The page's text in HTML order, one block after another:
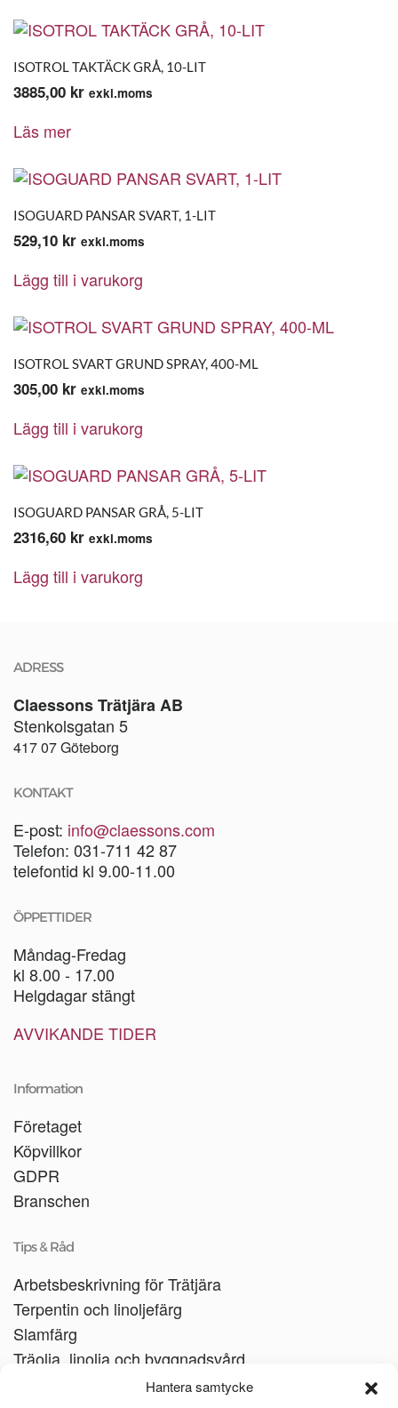
Hantera samtycke
ISOTROL TAKTÄCK GRÅ, 10-LIT
3885,00 kr exkl.moms
Läs mer
ISOGUARD PANSAR SVART, 1-LIT
529,10 kr exkl.moms
Lägg till i varukorg
ISOTROL SVART GRUND SPRAY, 400-ML
305,00 kr exkl.moms
Lägg till i varukorg
ISOGUARD PANSAR GRÅ, 5-LIT
2316,60 kr exkl.moms
Lägg till i varukorg
ADRESS
Claessons Trätjära AB
Stenkolsgatan 5
417 07 Göteborg
KONTAKT
E-post: info@claessons.com
Telefon: 031-711 42 87
telefontid kl 9.00-11.00
ÖPPETTIDER
Måndag-Fredag
kl 8.00 - 17.00
Helgdagar stängt
AVVIKANDE TIDER
Information
Företaget
Köpvillkor
GDPR
Branschen
Tips & Råd
Arbetsbeskrivning för Trätjära
Terpentin och linoljefärg
Slamfärg
Träolja, linolja och byggnadsvård